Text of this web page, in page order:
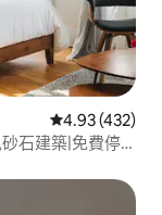
從 432 則評價
4.93 (432)
石建築|免費停